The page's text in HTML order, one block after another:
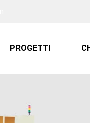
PROGETTI